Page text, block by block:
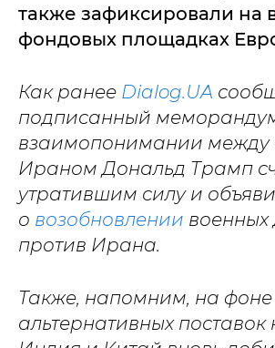
также зафиксировали на
фондовых площадках
Как ранее Dialog.UA
подписанный
взаимопонимании
Ираном Дональд Трамп
утратившим силу и
о возобновлении военных
против Ирана.
Также, напомним, на фоне
альтернативных поставок